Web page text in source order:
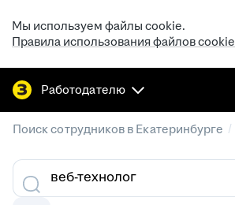
Мы используем файлы cookie.
Правила использования файлов cookie
Работодателю
Поиск сотрудников в Екатеринбурге /